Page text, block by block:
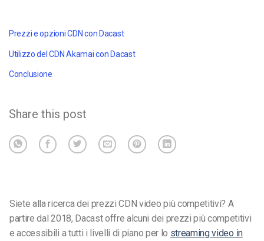
Prezzi e opzioni CDN con Dacast
Utilizzo del CDN Akamai con Dacast
Conclusione
Share this post
Siete alla ricerca dei prezzi CDN video più competitivi? A
partire dal 2018, Dacast offre alcuni dei prezzi più competitivi
e accessibili a tutti i livelli di piano per lo streaming video in